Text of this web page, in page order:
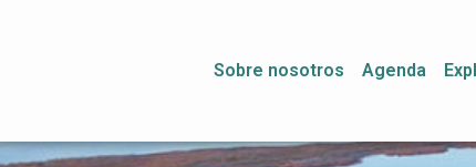
Sobre nosotros Agenda